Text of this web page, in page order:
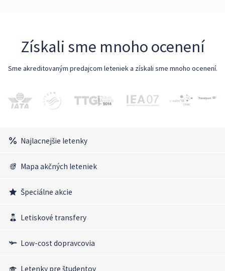
Získali sme mnoho ocenení
Sme akreditovaným predajcom leteniek a získali sme mnoho ocenení.
Najlacnejšie letenky
Mapa akčných leteniek
Špeciálne akcie
Letiskové transfery
Low-cost dopravcovia
Letenky pre študentov